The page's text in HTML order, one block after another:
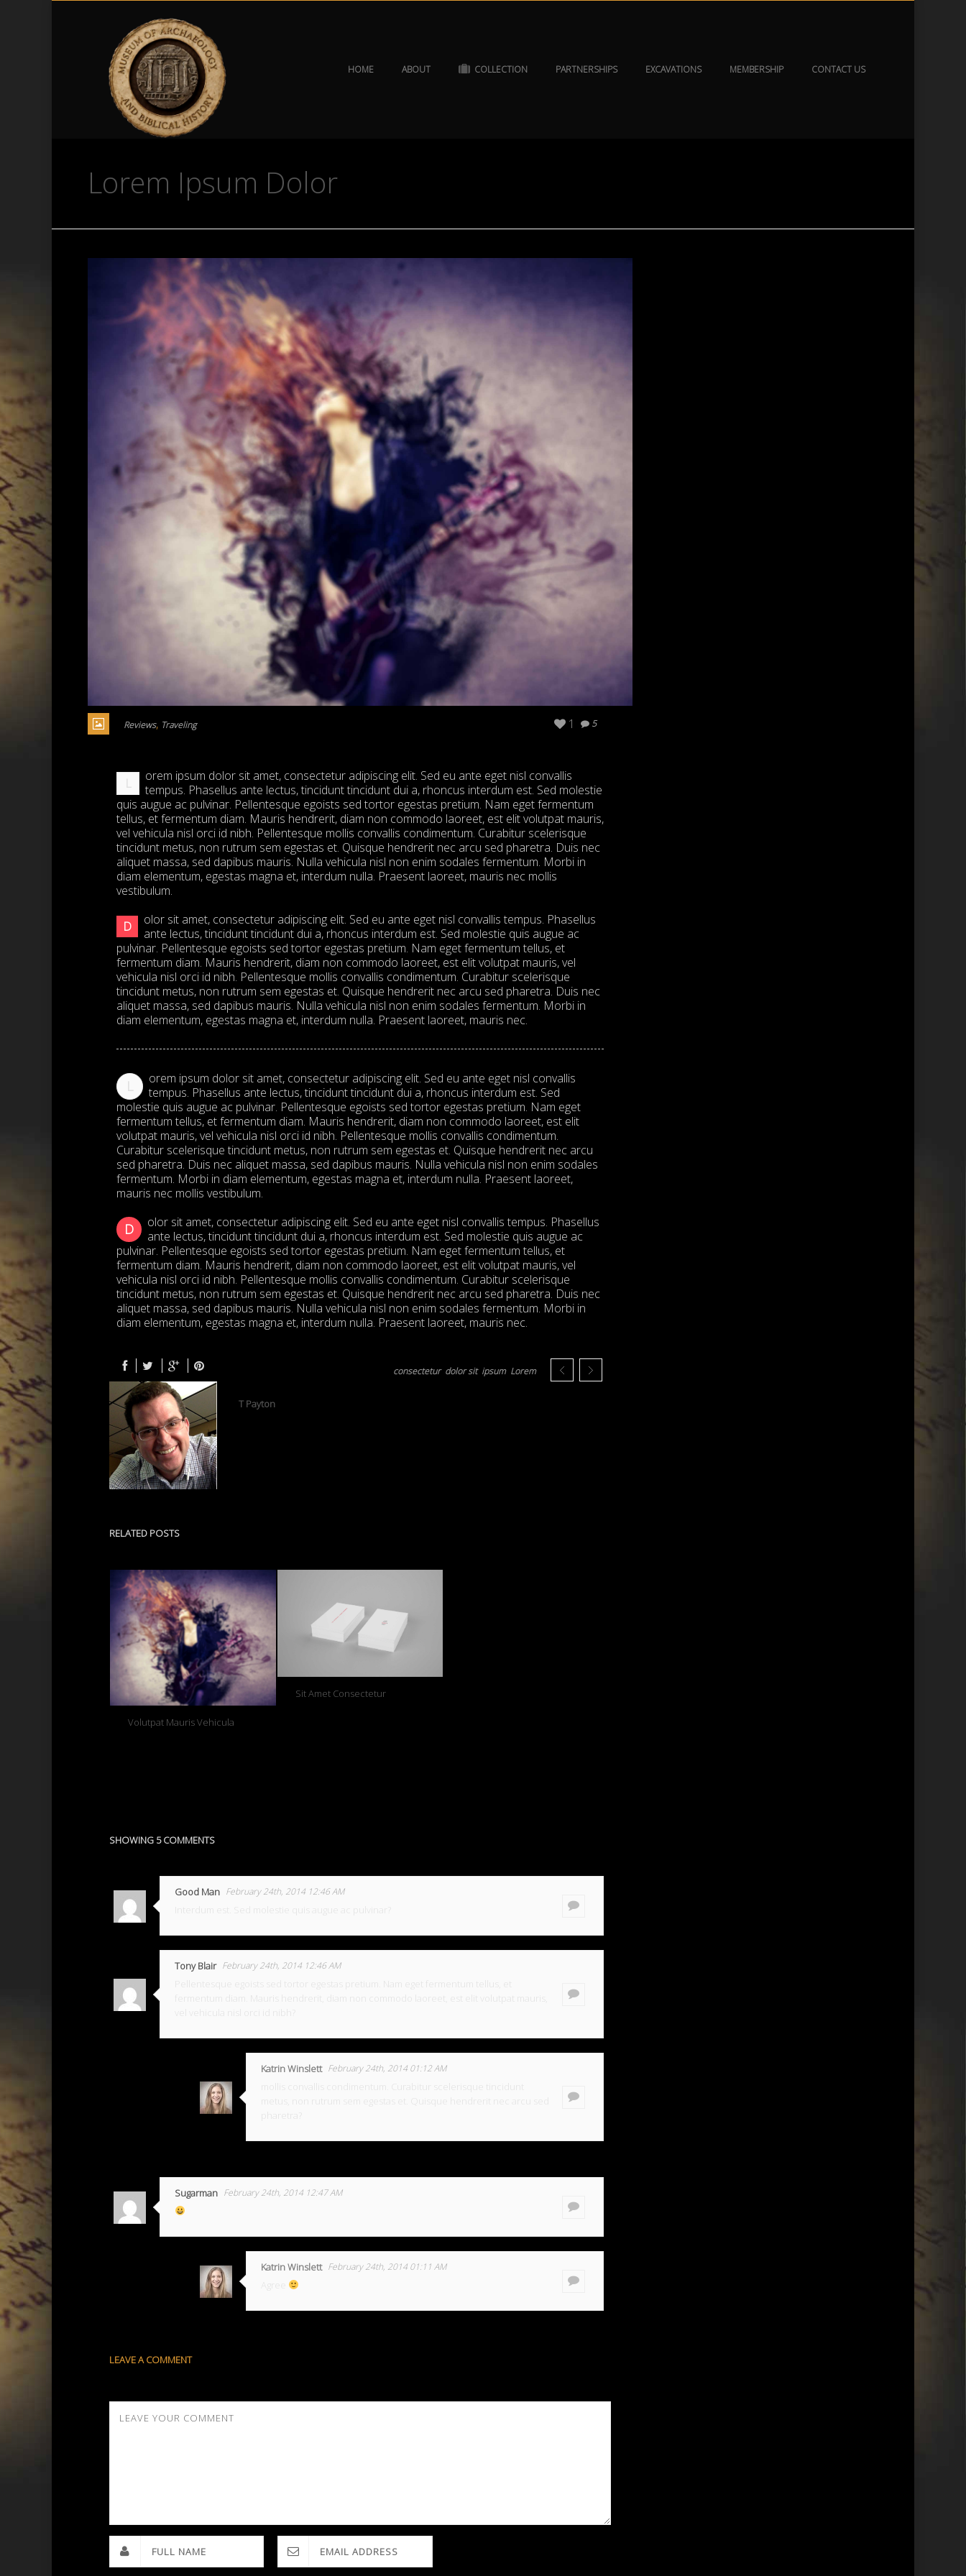
HOME ABOUT COLLECTION PARTNERSHIPS EXCAVATIONS MEMBERSHIP CONTACT US
Lorem Ipsum Dolor
Reviews, Traveling 5
1
L
orem ipsum dolor sit amet, consectetur adipiscing elit. Sed eu ante eget nisl convallis
tempus. Phasellus ante lectus, tincidunt tincidunt dui a, rhoncus interdum est. Sed molestie
quis augue ac pulvinar. Pellentesque egoists sed tortor egestas pretium. Nam eget fermentum
tellus, et fermentum diam. Mauris hendrerit, diam non commodo laoreet, est elit volutpat mauris,
vel vehicula nisl orci id nibh. Pellentesque mollis convallis condimentum. Curabitur scelerisque
tincidunt metus, non rutrum sem egestas et. Quisque hendrerit nec arcu sed pharetra. Duis nec
aliquet massa, sed dapibus mauris. Nulla vehicula nisl non enim sodales fermentum. Morbi in
diam elementum, egestas magna et, interdum nulla. Praesent laoreet, mauris nec mollis
vestibulum.
D
olor sit amet, consectetur adipiscing elit. Sed eu ante eget nisl convallis tempus. Phasellus
ante lectus, tincidunt tincidunt dui a, rhoncus interdum est. Sed molestie quis augue ac
pulvinar. Pellentesque egoists sed tortor egestas pretium. Nam eget fermentum tellus, et
fermentum diam. Mauris hendrerit, diam non commodo laoreet, est elit volutpat mauris, vel
vehicula nisl orci id nibh. Pellentesque mollis convallis condimentum. Curabitur scelerisque
tincidunt metus, non rutrum sem egestas et. Quisque hendrerit nec arcu sed pharetra. Duis nec
aliquet massa, sed dapibus mauris. Nulla vehicula nisl non enim sodales fermentum. Morbi in
diam elementum, egestas magna et, interdum nulla. Praesent laoreet, mauris nec.
L
orem ipsum dolor sit amet, consectetur adipiscing elit. Sed eu ante eget nisl convallis
tempus. Phasellus ante lectus, tincidunt tincidunt dui a, rhoncus interdum est. Sed
molestie quis augue ac pulvinar. Pellentesque egoists sed tortor egestas pretium. Nam eget
fermentum tellus, et fermentum diam. Mauris hendrerit, diam non commodo laoreet, est elit
volutpat mauris, vel vehicula nisl orci id nibh. Pellentesque mollis convallis condimentum.
Curabitur scelerisque tincidunt metus, non rutrum sem egestas et. Quisque hendrerit nec arcu
sed pharetra. Duis nec aliquet massa, sed dapibus mauris. Nulla vehicula nisl non enim sodales
fermentum. Morbi in diam elementum, egestas magna et, interdum nulla. Praesent laoreet,
mauris nec mollis vestibulum.
D
olor sit amet, consectetur adipiscing elit. Sed eu ante eget nisl convallis tempus. Phasellus
ante lectus, tincidunt tincidunt dui a, rhoncus interdum est. Sed molestie quis augue ac
pulvinar. Pellentesque egoists sed tortor egestas pretium. Nam eget fermentum tellus, et
fermentum diam. Mauris hendrerit, diam non commodo laoreet, est elit volutpat mauris, vel
vehicula nisl orci id nibh. Pellentesque mollis convallis condimentum. Curabitur scelerisque
tincidunt metus, non rutrum sem egestas et. Quisque hendrerit nec arcu sed pharetra. Duis nec
aliquet massa, sed dapibus mauris. Nulla vehicula nisl non enim sodales fermentum. Morbi in
diam elementum, egestas magna et, interdum nulla. Praesent laoreet, mauris nec.
consectetur dolor sit ipsum Lorem
T Payton
RELATED POSTS
Volutpat Mauris Vehicula
Sit Amet Consectetur
SHOWING 5 COMMENTS
Good Man February 24th, 2014 12:46 AM
Interdum est. Sed molestie quis augue ac pulvinar?
Tony Blair February 24th, 2014 12:46 AM
Pellentesque egoists sed tortor egestas pretium. Nam eget fermentum tellus, et
fermentum diam. Mauris hendrerit, diam non commodo laoreet, est elit volutpat mauris,
Katrin Winslett February 24th, 2014 01:12 AM
mollis convallis condimentum. Curabitur scelerisque tincidunt
metus, non rutrum sem egestas et. Quisque hendrerit nec arcu sed
Sugarman February 24th, 2014 12:47 AM
Katrin Winslett February 24th, 2014 01:11 AM
LEAVE A COMMENT